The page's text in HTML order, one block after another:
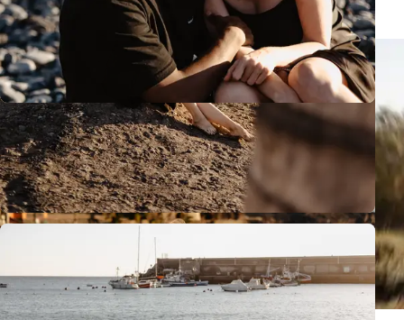
mano en Tenerife.